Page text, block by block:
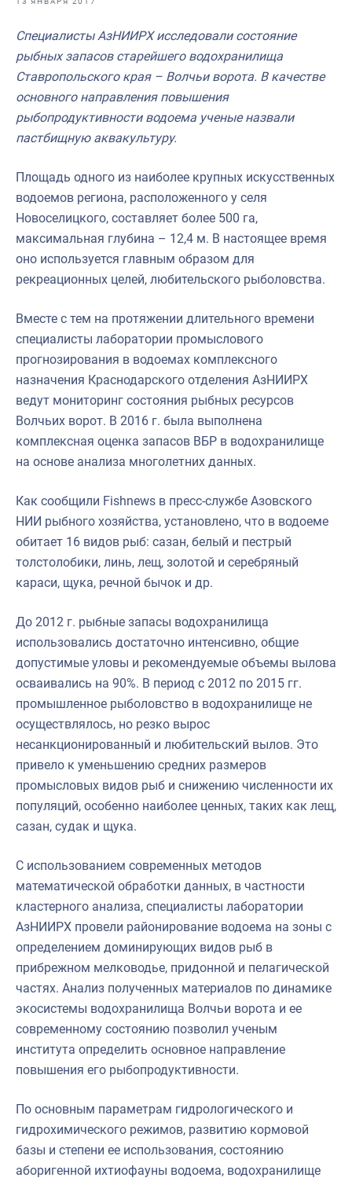
Выставки и конференции
Научно-практическая литература
Рыбоохрана России
Укрепление духовно-нравственных ценностей
События в России и мире
Специалисты АзНИИРХ исследовали состояние
рыбных запасов старейшего водохранилища
Ставропольского края – Волчьи ворота. В качестве
основного направления повышения
рыбопродуктивности водоема ученые назвали
пастбищную аквакультуру.
Площадь одного из наиболее крупных искусственных
водоемов региона, расположенного у селя
Новоселицкого, составляет более 500 га,
максимальная глубина – 12,4 м. В настоящее время
оно используется главным образом для
рекреационных целей, любительского рыболовства.
Вместе с тем на протяжении длительного времени
специалисты лаборатории промыслового
прогнозирования в водоемах комплексного
назначения Краснодарского отделения АзНИИРХ
ведут мониторинг состояния рыбных ресурсов
Волчьих ворот. В 2016 г. была выполнена
комплексная оценка запасов ВБР в водохранилище
на основе анализа многолетних данных.
Как сообщили Fishnews в пресс-службе Азовского
НИИ рыбного хозяйства, установлено, что в водоеме
обитает 16 видов рыб: сазан, белый и пестрый
толстолобики, линь, лещ, золотой и серебряный
караси, щука, речной бычок и др.
До 2012 г. рыбные запасы водохранилища
использовались достаточно интенсивно, общие
допустимые уловы и рекомендуемые объемы вылова
осваивались на 90%. В период с 2012 по 2015 гг.
промышленное рыболовство в водохранилище не
осуществлялось, но резко вырос
несанкционированный и любительский вылов. Это
привело к уменьшению средних размеров
промысловых видов рыб и снижению численности их
популяций, особенно наиболее ценных, таких как лещ,
сазан, судак и щука.
С использованием современных методов
математической обработки данных, в частности
кластерного анализа, специалисты лаборатории
АзНИИРХ провели районирование водоема на зоны с
определением доминирующих видов рыб в
прибрежном мелководье, придонной и пелагической
частях. Анализ полученных материалов по динамике
экосистемы водохранилища Волчьи ворота и ее
современному состоянию позволил ученым
института определить основное направление
повышения его рыбопродуктивности.
По основным параметрам гидрологического и
гидрохимического режимов, развитию кормовой
базы и степени ее использования, состоянию
аборигенной ихтиофауны водоема, водохранилище